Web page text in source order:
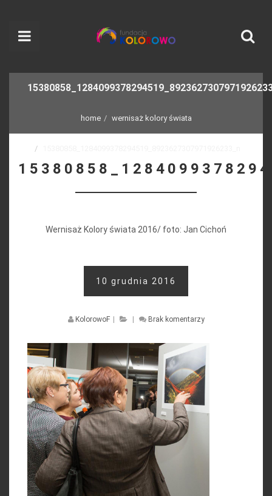
home wernisaż kolory świata
Wernisaż Kolory świata 2016/ foto: Jan Cichoń
10 grudnia 2016
KolorowoF Brak komentarzy